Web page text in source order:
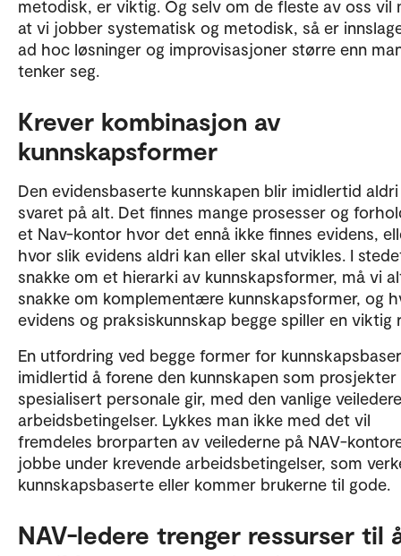
metodisk, er viktig. Og selv om de fleste av oss vil
at vi jobber systematisk og metodisk, så er
ad hoc løsninger og improvisasjoner større enn
tenker seg.
Krever kombinasjon av
kunnskapsformer
Den evidensbaserte kunnskapen blir imidlertid aldri
svaret på alt. Det finnes mange prosesser og
et Nav-kontor hvor det ennå ikke finnes evidens,
hvor slik evidens aldri kan eller skal utvikles. I
snakke om et hierarki av kunnskapsformer, må vi
snakke om komplementære kunnskapsformer, og
evidens og praksiskunnskap begge spiller en viktig
En utfordring ved begge former for
imidlertid å forene den kunnskapen som prosjekter
spesialisert personale gir, med den vanlige
arbeidsbetingelser. Lykkes man ikke med det vil
fremdeles brorparten av veilederne på NAV-
jobbe under krevende arbeidsbetingelser, som
kunnskapsbaserte eller kommer brukerne til gode.
NAV-ledere trenger ressurser til